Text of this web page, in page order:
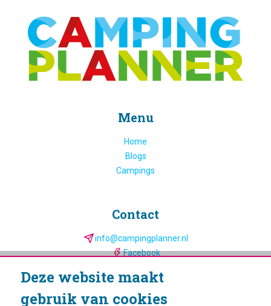
Menu
Home
Blogs
Campings
Contact
info@campingplanner.nl
Facebook
Instagram
Deze website maakt
gebruik van cookies